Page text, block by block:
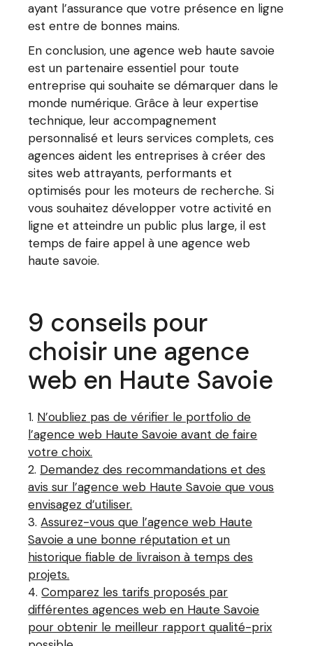
ayant l’assurance que votre présence en ligne
est entre de bonnes mains.
En conclusion, une agence web haute savoie
est un partenaire essentiel pour toute
entreprise qui souhaite se démarquer dans le
monde numérique. Grâce à leur expertise
technique, leur accompagnement
personnalisé et leurs services complets, ces
agences aident les entreprises à créer des
sites web attrayants, performants et
optimisés pour les moteurs de recherche. Si
vous souhaitez développer votre activité en
ligne et atteindre un public plus large, il est
temps de faire appel à une agence web
haute savoie.
9 conseils pour
choisir une agence
web en Haute Savoie
N’oubliez pas de vérifier le portfolio de
l’agence web Haute Savoie avant de faire
votre choix.
Demandez des recommandations et des
avis sur l’agence web Haute Savoie que vous
envisagez d’utiliser.
Assurez-vous que l’agence web Haute
Savoie a une bonne réputation et un
historique fiable de livraison à temps des
projets.
Comparez les tarifs proposés par
différentes agences web en Haute Savoie
pour obtenir le meilleur rapport qualité-prix